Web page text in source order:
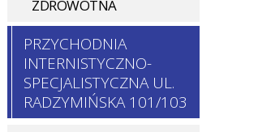
ZDROWOTNA
PRZYCHODNIA
INTERNISTYCZNO-
SPECJALISTYCZNA UL.
RADZYMIŃSKA 101/103